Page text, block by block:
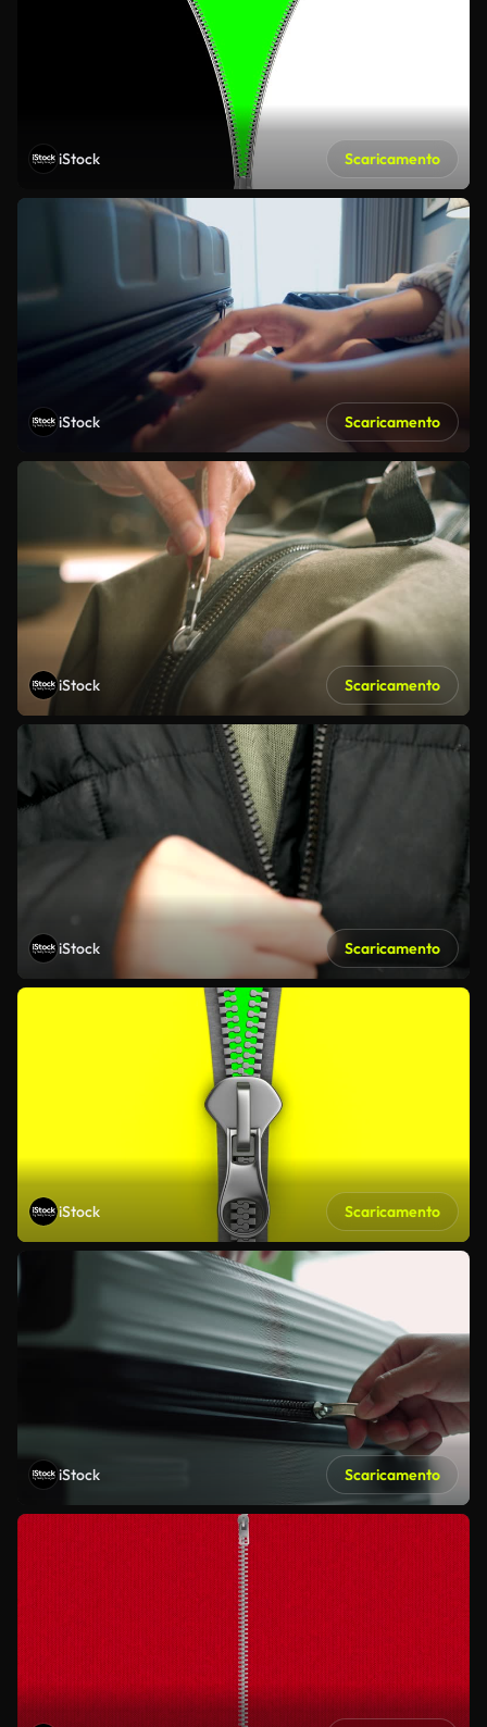
iStock Scaricamento
iStock Scaricamento
iStock Scaricamento
iStock Scaricamento
iStock Scaricamento
iStock Scaricamento